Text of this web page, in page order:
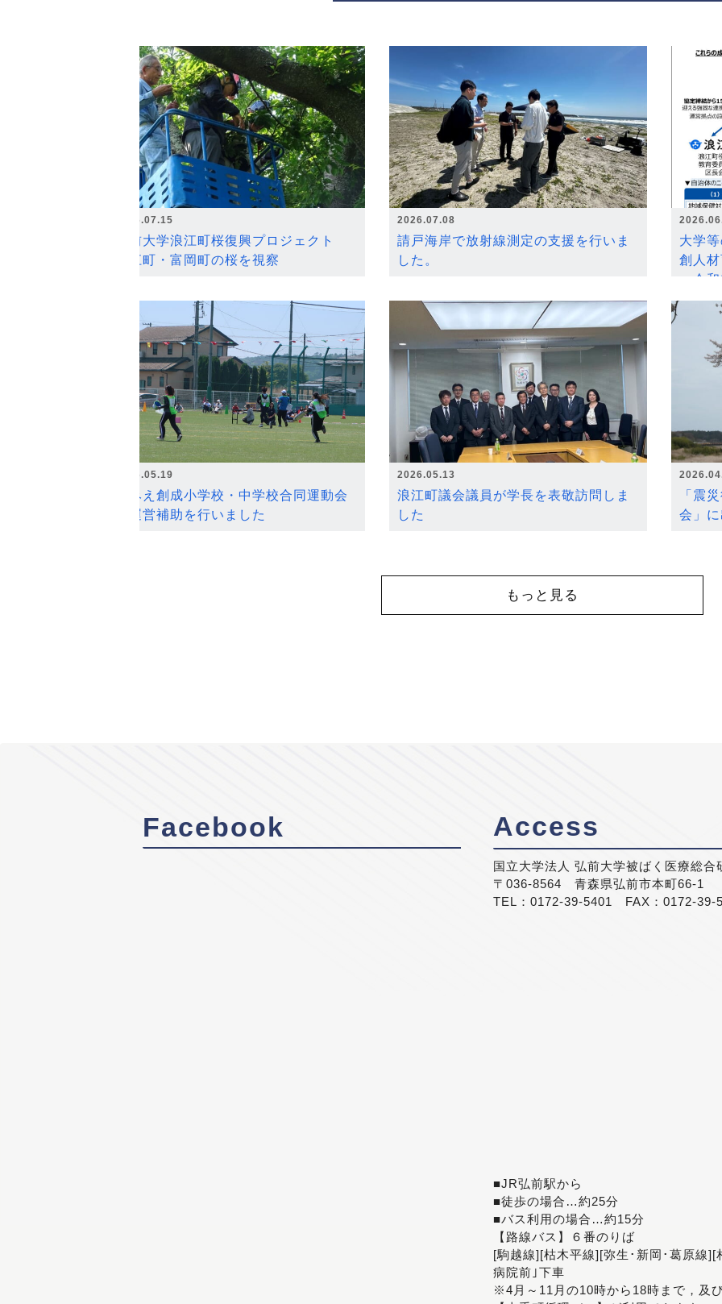
2026.07.15
弘前大学浪江町桜復興プロジェクト
浪江町・富岡町の桜を視察
2026.07.08
請戸海岸で放射線測定の支援を行いま
した。
大学
創人
～令
2026.05.19
なみえ創成小学校・中学校合同運動会
の運営補助を行いました
2026.05.13
浪江町議会議員が学長を表敬訪問しま
した
「震
会」
もっと見る
Facebook Access
国立大学法人 弘前大学被ばく医療総合
〒036-8564 青森県弘前市本町66-1
TEL：0172-39-5401 FAX：0172-39-
■JR弘前駅から
■徒歩の場合…約25分
■バス利用の場合…約15分
【路線バス】６番のりば
[駒越線][枯木平線][弥生･新岡･葛原線
病院前｣下車
※4月～11月の10時から18時まで，及